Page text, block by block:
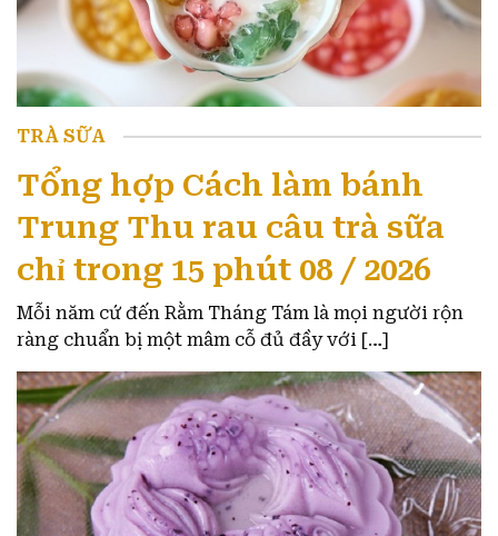
TRÀ SỮA
Tổng hợp Cách làm bánh
Trung Thu rau câu trà sữa
chỉ trong 15 phút 08 / 2026
Mỗi năm cứ đến Rằm Tháng Tám là mọi người rộn
ràng chuẩn bị một mâm cỗ đủ đầy với […]